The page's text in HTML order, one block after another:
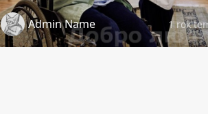
Admin Name 1 rok